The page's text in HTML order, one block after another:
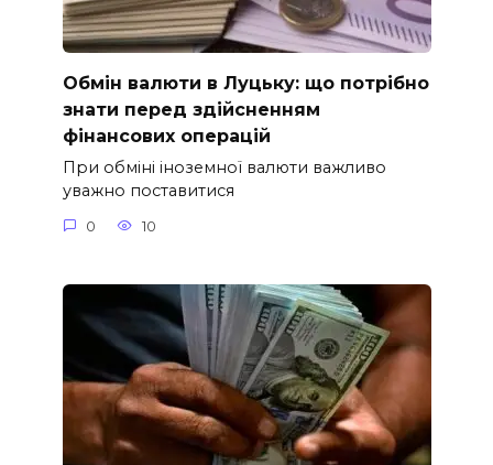
Обмін валюти в Луцьку: що потрібно
знати перед здійсненням
фінансових операцій
При обміні іноземної валюти важливо
уважно поставитися
0 10